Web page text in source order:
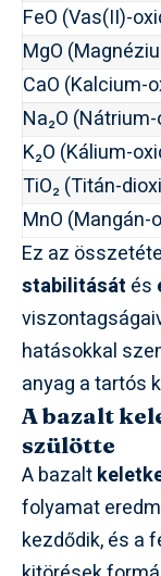
FeO (Vas(II)-
MgO
CaO (Kalcium-
Na₂O
K₂O (Kálium-
TiO₂ (Titán-
MnO (Mangán-
Ez az
stabilitását és
hatásokkal
anyag a tartós
A bazalt
szülötte
A bazalt
folyamat
kezdődik, és a